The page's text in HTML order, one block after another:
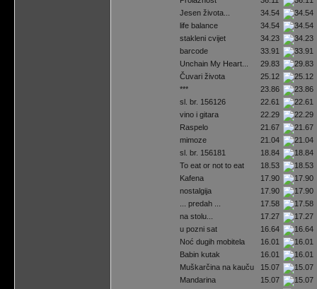
Jesen života...
34.54
life balance
34.54
stakleni cvijet
34.23
barcode
33.91
Unchain My Heart...
29.83
Čuvari života
25.12
***
23.86
sl. br. 156126
22.61
vino i gitara
22.29
Raspelo
21.67
mimoze
21.04
sl. br. 156181
18.84
To eat or not to eat
18.53
Kafena
17.90
nostalgija
17.90
... predah ...
17.58
na stolu...
17.27
u pozni sat
16.64
Noć dugih mobitela
16.01
Babin kutak
16.01
Muškarčina na kauču
15.07
Mandarina
15.07